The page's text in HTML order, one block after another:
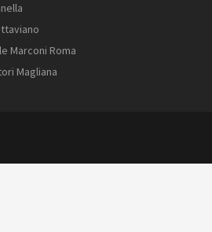
Marconi Roma
Magliana